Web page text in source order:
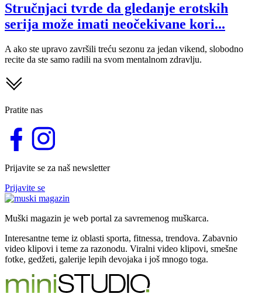
Stručnjaci tvrde da gledanje erotskih
serija može imati neočekivane kori...
A ako ste upravo završili treću sezonu za jedan vikend, slobodno
recite da ste samo radili na svom mentalnom zdravlju.
Pratite nas
Prijavite se za naš newsletter
Prijavite se
Muški magazin je web portal za savremenog muškarca.
Interesantne teme iz oblasti sporta, fitnessa, trendova. Zabavnio
video klipovi i teme za razonodu. Viralni video klipovi, smešne
fotke, gedžeti, galerije lepih devojaka i još mnogo toga.